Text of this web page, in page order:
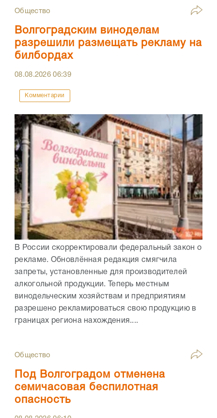
Общество
Волгоградским виноделам
разрешили размещать рекламу на
билбордах
08.08.202606:39
Комментарии
В России скорректировали федеральный закон о
рекламе. Обновлённая редакция смягчила
запреты, установленные для производителей
алкогольной продукции. Теперь местным
винодельческим хозяйствам и предприятиям
разрешено рекламироваться свою продукцию в
границах региона нахождения....
Общество
Под Волгоградом отменена
семичасовая беспилотная
опасность